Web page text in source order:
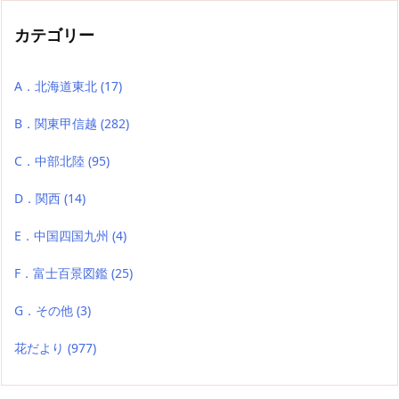
カテゴリー
A．北海道東北 (17)
B．関東甲信越 (282)
C．中部北陸 (95)
D．関西 (14)
E．中国四国九州 (4)
F．富士百景図鑑 (25)
G．その他 (3)
花だより (977)